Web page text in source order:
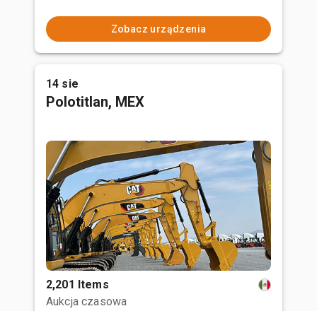
Zobacz urządzenia
14 sie
Polotitlan, MEX
2,201 Items
Aukcja czasowa